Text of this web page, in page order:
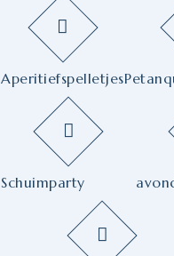
Aperitiefspelletjes
Schuimparty